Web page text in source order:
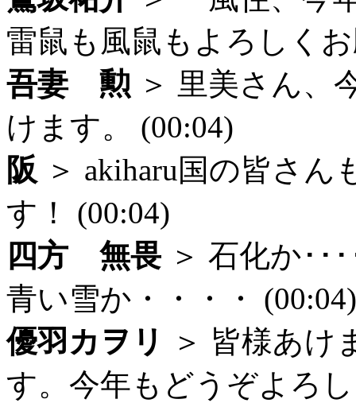
雷鼠も風鼠もよろしく
吾妻 勲 ＞ 里美さん、
けます。 (00:04)
阪 ＞ akiharu国の皆さ
す！ (00:04)
四方 無畏 ＞ 石化か･･
青い雪か・・・・ (00:04)
優羽カヲリ
＞ 皆様あけ
す。今年もどうぞよろ